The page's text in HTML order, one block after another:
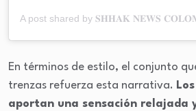
En términos de estilo, el conjunto
trenzas refuerza esta narrativa.
aportan una sensación relajada